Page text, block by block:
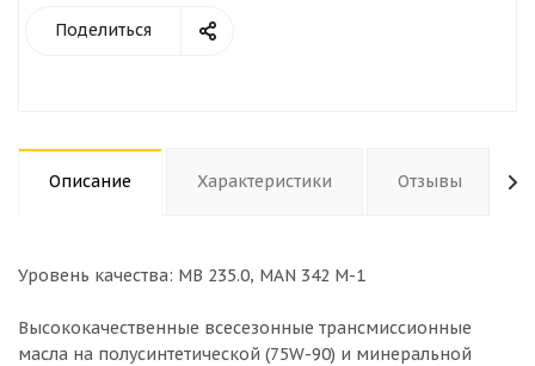
Поделиться
Описание Характеристики Отзывы
Уровень качества: MB 235.0, MAN 342 М-1
Высококачественные всесезонные трансмиссионные
масла на полусинтетической (75W-90) и минеральной